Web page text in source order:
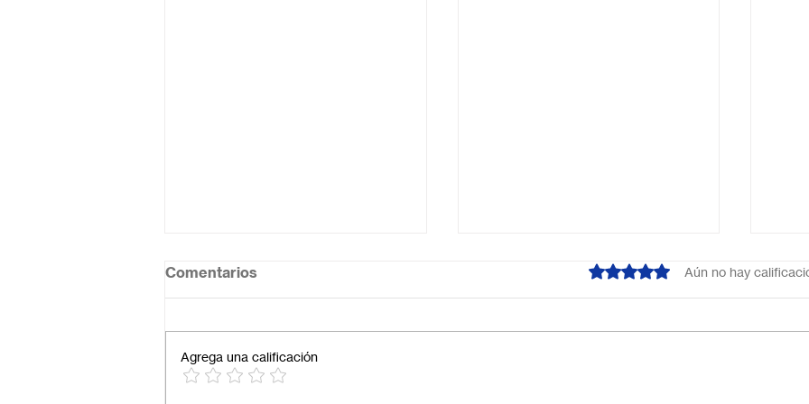
Comentarios Obtuvo 0 de 5 estrellas.
Aún no hay
Agrega una calificación